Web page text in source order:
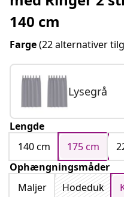
140 cm
Farge(22 alternativer
Lysegrå
Lengde
140 cm
175 cm
Ophængningsmåder
Maljer
Hodeduk